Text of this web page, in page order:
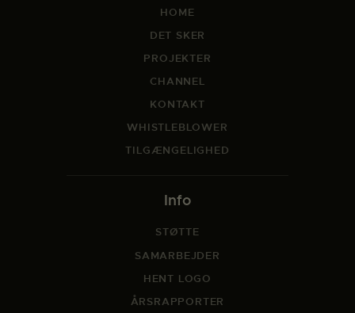
HOME
DET SKER
PROJEKTER
CHANNEL
KONTAKT
WHISTLEBLOWER
TILGÆNGELIGHED
Info
STØTTE
SAMARBEJDER
HENT LOGO
ÅRSRAPPORTER